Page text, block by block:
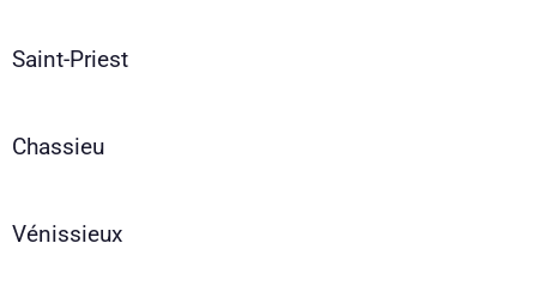
Saint-Priest
Chassieu
Vénissieux